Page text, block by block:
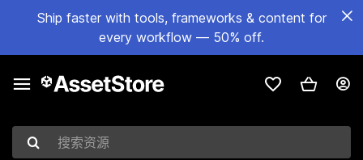
Ship faster with tools, frameworks & content for
every workflow — 50% off.
搜索资源